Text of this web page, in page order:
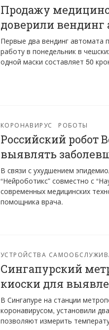
Продажу
доверили вендинг
Первые два вендинг автомата
работу в понедельник в
одной маски составляет 50
КОРОНАВИРУС РОБОТЫ
Российский робот
выявлять
В связи с ухудшением
“Нейроботикс” совместно с
современных медицинских
помощника врача.
УСТРОЙСТВА
Сингапурский
киоски для
В Сингапуре на станции
коронавирусом, установили
позволяют измерить